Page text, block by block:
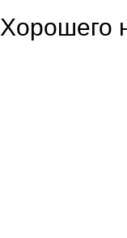
Хорошего